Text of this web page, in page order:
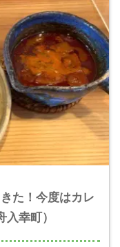
た！今度はカレ
幸町）